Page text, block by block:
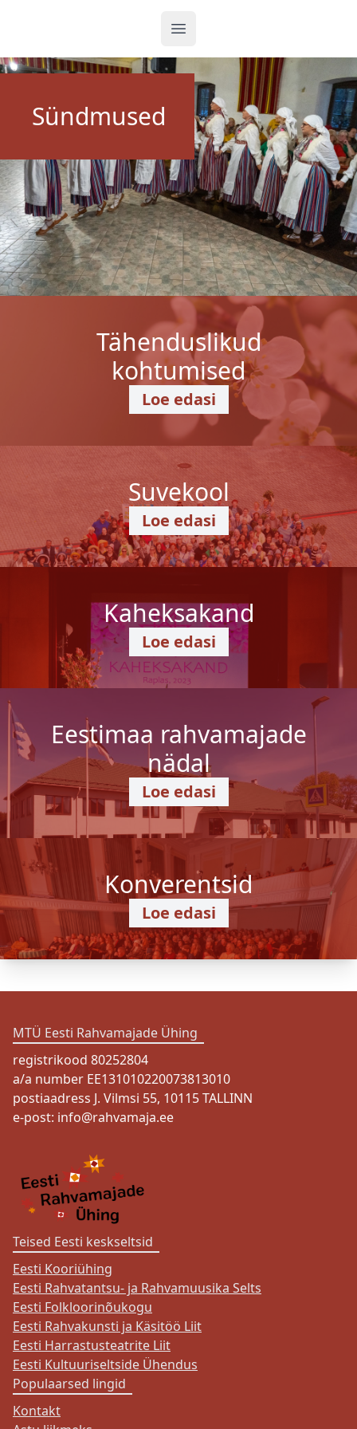
Ava menüü
Sündmused
Tähenduslikud
kohtumised
Loe edasi
Suvekool
Loe edasi
Kaheksakand
Loe edasi
Eestimaa rahvamajade
nädal
Loe edasi
Konverentsid
Loe edasi
MTÜ Eesti Rahvamajade Ühing
registrikood 80252804
a/a number EE131010220073813010
postiaadress J. Vilmsi 55, 10115 TALLINN
e-post: info@rahvamaja.ee
Teised Eesti keskseltsid
Eesti Kooriühing
Eesti Rahvatantsu- ja Rahvamuusika Selts
Eesti Folkloorinõukogu
Eesti Rahvakunsti ja Käsitöö Liit
Eesti Harrastusteatrite Liit
Eesti Kultuuriseltside Ühendus
Populaarsed lingid
Kontakt